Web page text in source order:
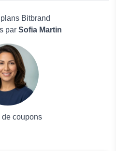
Bitbrand
par Sofia Martin
de coupons